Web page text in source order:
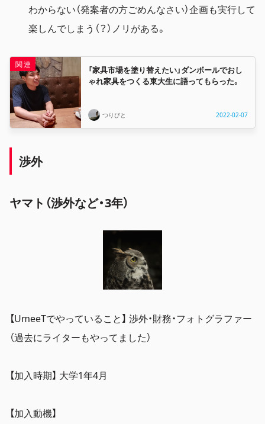
わからない（発案者の方ごめんなさい）企画も実行して
楽しんでしまう（？）ノリがある。
「家具市場を塗り替えたい」ダンボールでおし
ゃれ家具をつくる東大生に語ってもらった。
つりびと 2022-02-07
渉外
ヤマト（渉外など・3年）
【UmeeTでやっていること】 渉外・財務・フォトグラファー
（過去にライターもやってました）
【加入時期】 大学1年4月
【加入動機】